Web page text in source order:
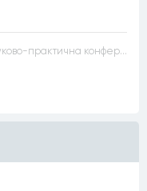
22 червня відбудеться Міжнародна науково-практична конференція “Конституційна демократія в умовах загроз територіальній цілісності та національній безпеці”